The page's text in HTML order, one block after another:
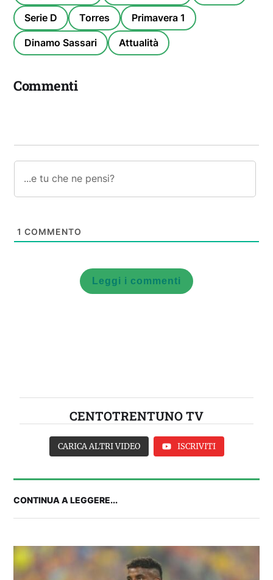
Serie D Torres Primavera 1
Dinamo Sassari Attualità
Commenti
1 COMMENTO
Leggi i commenti
CENTOTRENTUNO TV
CARICA ALTRI VIDEO ISCRIVITI
CONTINUA A LEGGERE...